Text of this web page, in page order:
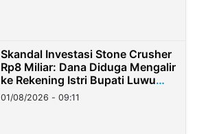
Skandal Investasi Stone Crusher
Rp8 Miliar: Dana Diduga Mengalir
ke Rekening Istri Bupati Luwu
Timur
01/08/2026 - 09:11